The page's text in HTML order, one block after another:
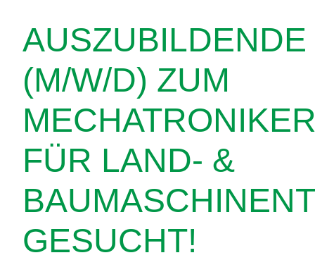
AUSZUBILDENDE
(M/W/D) ZUM
FÜR LAND- &
GESUCHT!